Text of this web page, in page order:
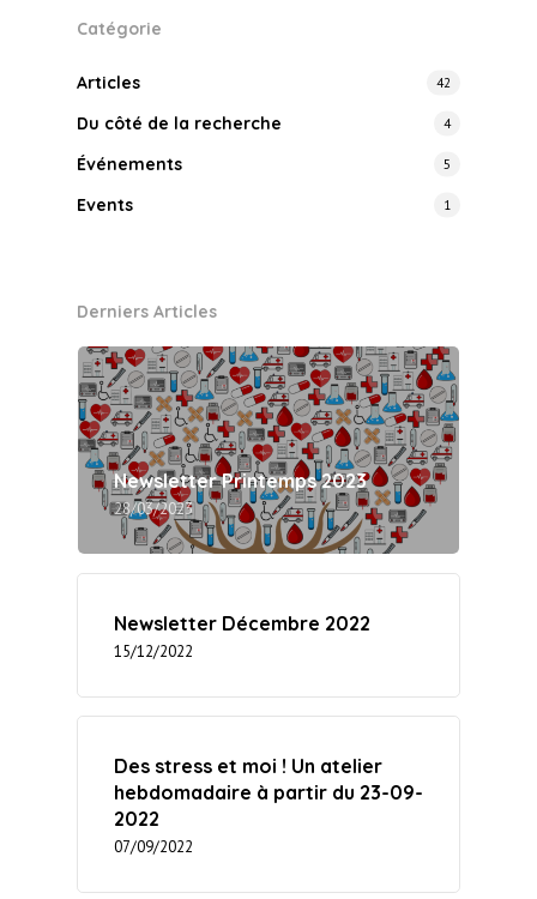
Catégorie
Articles 42
Du côté de la recherche 4
Événements 5
Events 1
Derniers Articles
Newsletter Printemps 2023
28/03/2023
Newsletter Décembre 2022
15/12/2022
Des stress et moi ! Un atelier
hebdomadaire à partir du 23-09-
2022
07/09/2022